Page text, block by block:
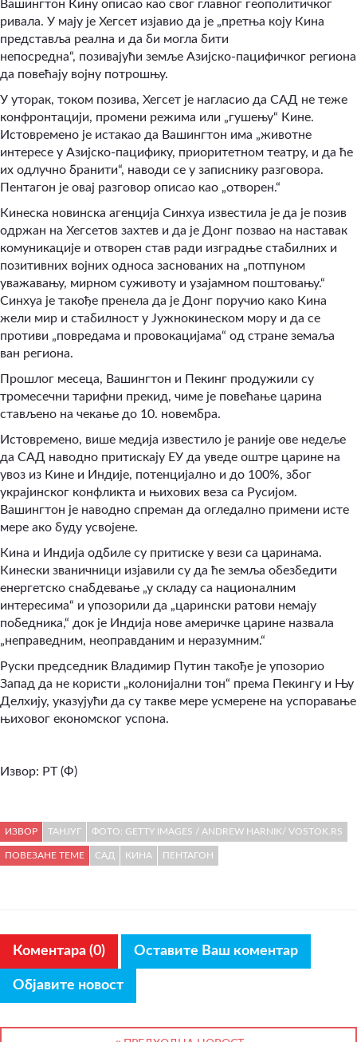
Вашингтон Кину описао као свог главног геополитичког
ривала. У мају је Хегсет изјавио да је „претња коју Кина
представља реална и да би могла бити
непосредна“, позивајући земље Азијско-пацифичког региона
да повећају војну потрошњу.
У уторак, током позива, Хегсет је нагласио да САД не теже
конфронтацији, промени режима или „гушењу“ Кине.
Истовремено је истакао да Вашингтон има „животне
интересе у Азијско-пацифику, приоритетном театру, и да ће
их одлучно бранити“, наводи се у записнику разговора.
Пентагон је овај разговор описао као „отворен.“
Кинеска новинска агенција Синхуа известила је да је позив
одржан на Хегсетов захтев и да је Донг позвао на наставак
комуникације и отворен став ради изградње стабилних и
позитивних војних односа заснованих на „потпуном
уважавању, мирном суживоту и узајамном поштовању.“
Синхуа је такође пренела да је Донг поручио како Кина
жели мир и стабилност у Јужнокинеском мору и да се
противи „повредама и провокацијама“ од стране земаља
ван региона.
Прошлог месеца, Вашингтон и Пекинг продужили су
тромесечни тарифни прекид, чиме је повећање царина
стављено на чекање до 10. новембра.
Истовремено, више медија известило је раније ове недеље
да САД наводно притискају ЕУ да уведе оштре царине на
увоз из Кине и Индије, потенцијално и до 100%, због
украјинског конфликта и њихових веза са Русијом.
Вашингтон је наводно спреман да огледално примени исте
мере ако буду усвојене.
Кина и Индија одбиле су притиске у вези са царинама.
Кинески званичници изјавили су да ће земља обезбедити
енергетско снабдевање „у складу са националним
интересима“ и упозорили да „царински ратови немају
победника,“ док је Индија нове америчке царине назвала
„неправедним, неоправданим и неразумним.“
Руски председник Владимир Путин такође је упозорио
Запад да не користи „колонијални тон“ према Пекингу и Њу
Делхију, указујући да су такве мере усмерене на успоравање
њиховог економског успона.
Извор: РТ (Ф)
ИЗВОР ТАНЈУГ ФОТО: GETTY IMAGES / ANDREW HARNIK/ VOSTOK.RS
ПОВЕЗАНЕ ТЕМЕ САД КИНА ПЕНТАГОН
Коментара (0) Оставите Ваш коментар
Објавите новост